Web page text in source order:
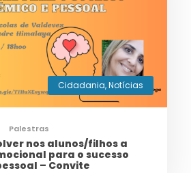
Cidadania,Notícias
Palestras
nos alunos/filhos a
para o sucesso
– Convite